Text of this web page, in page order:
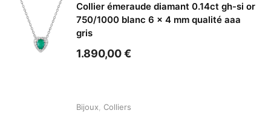
Collier émeraude diamant 0.14ct gh-si or
750/1000 blanc 6 x 4 mm qualité aaa
gris
1.890,00€
Bijoux Colliers